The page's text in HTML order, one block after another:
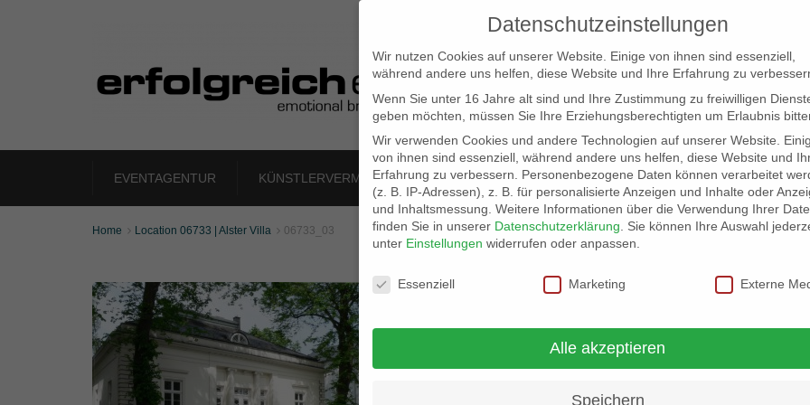
EVENTAGENTUR KÜNSTLERVERMITTLUNG LOCATION SCOUT ELB-LOCATION: PANORAMA
Home  Location 06733 | Alster Villa  06733_03
Datenschutzeinstellungen
Wir nutzen Cookies auf unserer Website. Einige von ihnen sind essenziell,
während andere uns helfen, diese Website und Ihre Erfahrung zu
Wenn Sie unter 16 Jahre alt sind und Ihre Zustimmung zu freiwilligen
geben möchten, müssen Sie Ihre Erziehungsberechtigten um Erlaubnis
Wir verwenden Cookies und andere Technologien auf unserer Website.
von ihnen sind essenziell, während andere uns helfen, diese Website und
Erfahrung zu verbessern.
Personenbezogene Daten können verarbeitet
(z. B. IP-Adressen), z. B. für personalisierte Anzeigen und Inhalte oder
und Inhaltsmessung. Weitere Informationen über die Verwendung Ihrer
finden Sie in unserer Datenschutzerklärung
Sie können Ihre Auswahl
unter Einstellungen widerrufen oder anpassen.
Datenschutzeinstellungen
Essenziell Marketing Externe
Alle akzeptieren
Speichern